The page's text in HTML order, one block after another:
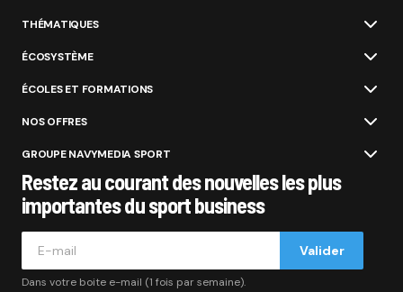
THÉMATIQUES
ÉCOSYSTÈME
ÉCOLES ET FORMATIONS
NOS OFFRES
GROUPE NAVYMEDIA SPORT
Restez au courant des nouvelles les plus
importantes du sport business
Valider
Dans votre boite e-mail (1 fois par semaine).